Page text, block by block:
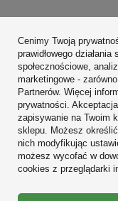
Konto
Regulaminy
Zobacz również
W sklepie
Cenimy Twoją
prawidłowego
społecznościowe,
marketingowe -
Partnerów. Więcej
prywatności.
zapisywanie na Twoim
sklepu. Możesz
nich modyfikując
możesz wycofać w
cookies z przeglądarki